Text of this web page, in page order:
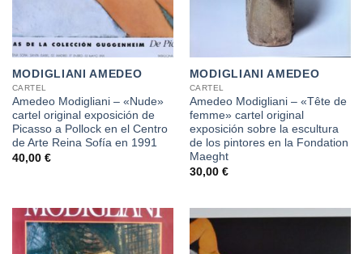
MODIGLIANI AMEDEO
CARTEL
Amedeo Modigliani – «Nude»
cartel original exposición de
Picasso a Pollock en el Centro
de Arte Reina Sofía en 1991
40,00 €
MODIGLIANI AMEDEO
CARTEL
Amedeo Modigliani – «Tête de
femme» cartel original
exposición sobre la escultura
de los pintores en la Fondation
Maeght
30,00 €